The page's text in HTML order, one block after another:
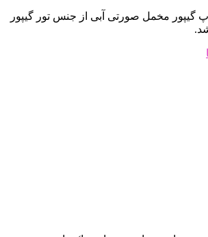
است
در
محصول
گیپور مخمل صورتی آبی از جنس تور گیپور